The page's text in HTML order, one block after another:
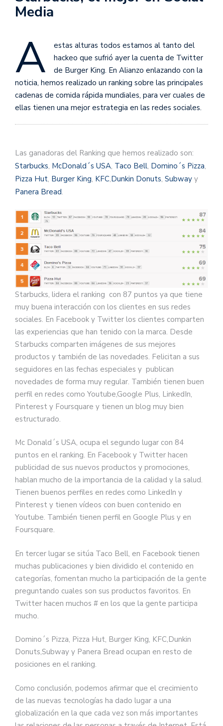
Media
A
estas alturas todos estamos al tanto del
hackeo que sufrió ayer la cuenta de Twitter
de Burger King. En Alianzo enlazando con la
noticia, hemos realizado un ranking sobre las principales
cadenas de comida rápida mundiales, para ver cuales de
ellas tienen una mejor estrategia en las redes sociales.
Las ganadoras del Ranking que hemos realizado son:
Starbucks, McDonald´s USA, Taco Bell, Domino´s Pizza,
Pizza Hut, Burger King, KFC,Dunkin Donuts, Subway y
Panera Bread.
Starbucks, lidera el ranking con 87 puntos ya que tiene
muy buena interacción con los clientes en sus redes
sociales. En Facebook y Twitter los clientes comparten
las experiencias que han tenido con la marca. Desde
Starbucks comparten imágenes de sus mejores
productos y también de las novedades. Felicitan a sus
seguidores en las fechas especiales y publican
novedades de forma muy regular. También tienen buen
perfil en redes como Youtube,Google Plus, LinkedIn,
Pinterest y Foursquare y tienen un blog muy bien
estructurado.
Mc Donald´s USA, ocupa el segundo lugar con 84
puntos en el ranking. En Facebook y Twitter hacen
publicidad de sus nuevos productos y promociones,
hablan mucho de la importancia de la calidad y la salud.
Tienen buenos perfiles en redes como LinkedIn y
Pinterest y tienen vídeos con buen contenido en
Youtube. También tienen perfil en Google Plus y en
Foursquare.
En tercer lugar se sitúa Taco Bell, en Facebook tienen
muchas publicaciones y bien dividido el contenido en
categorías, fomentan mucho la participación de la gente
preguntando cuales son sus productos favoritos. En
Twitter hacen muchos # en los que la gente participa
mucho.
Domino´s Pizza, Pizza Hut, Burger King, KFC,Dunkin
Donuts,Subway y Panera Bread ocupan en resto de
posiciones en el ranking.
Como conclusión, podemos afirmar que el crecimiento
de las nuevas tecnologías ha dado lugar a una
globalización en la que cada vez son más importantes